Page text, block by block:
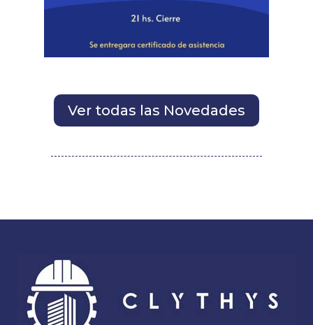
Ver todas las Novedades